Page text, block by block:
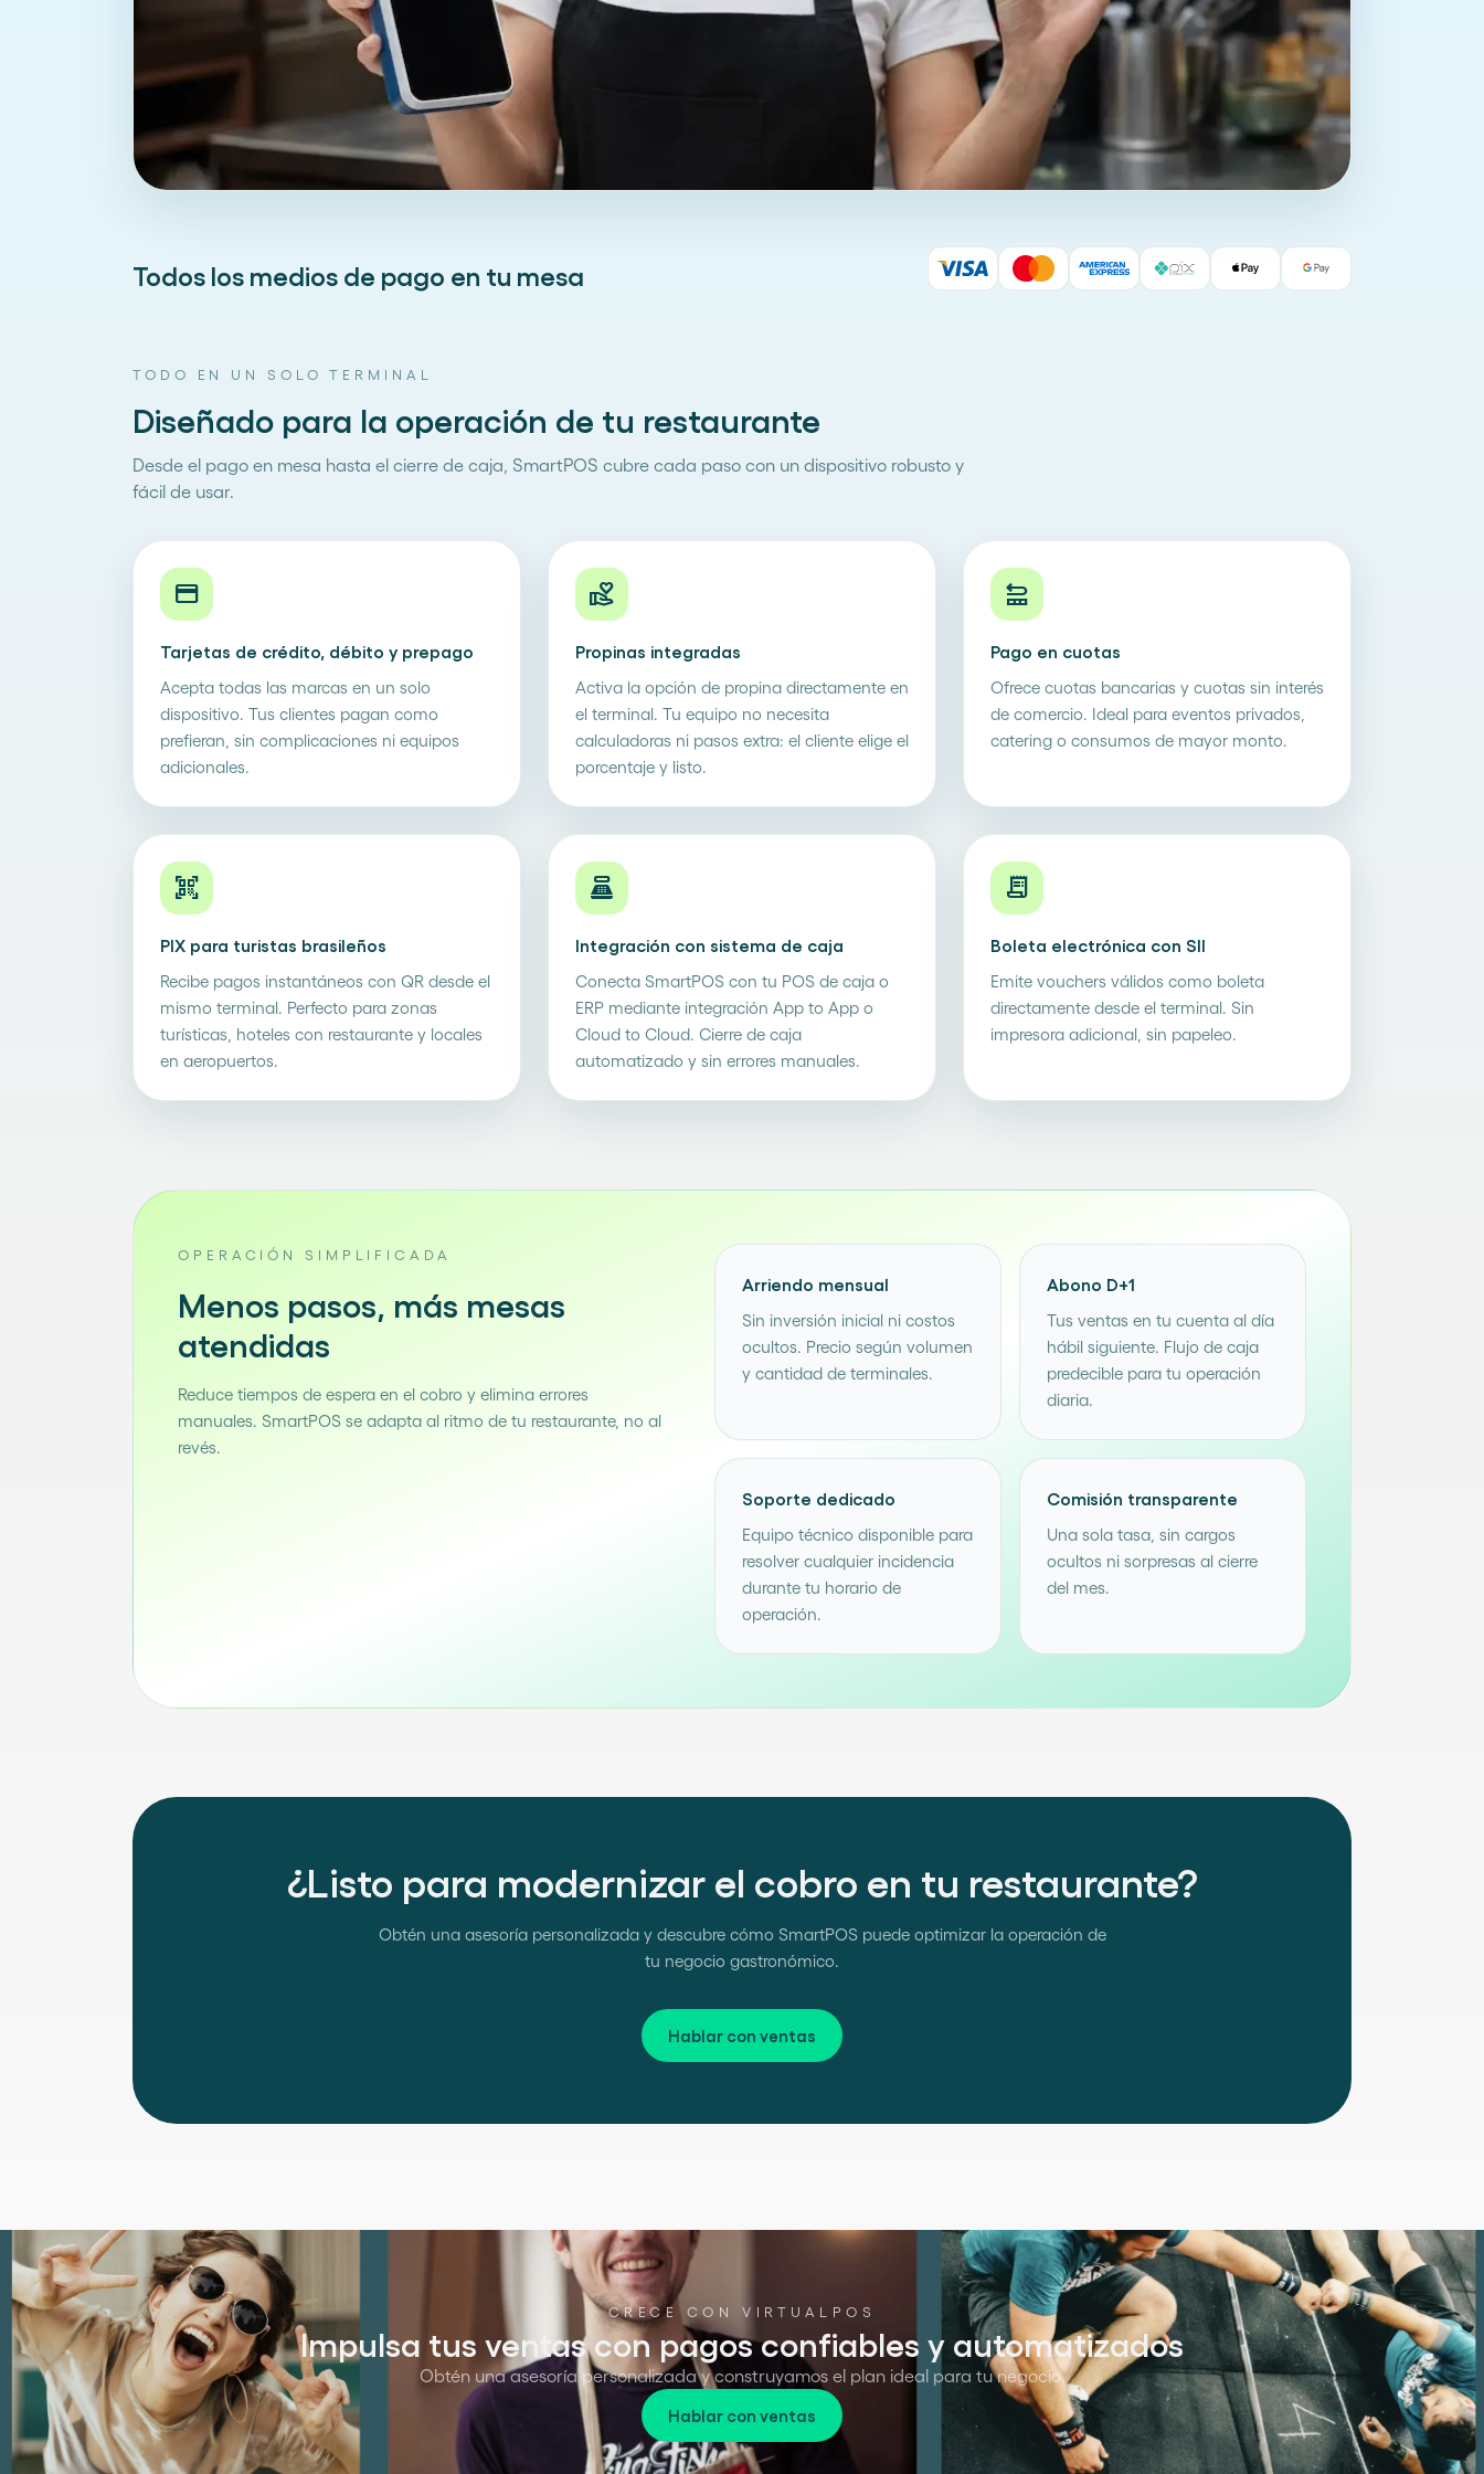
Todos los medios de pago en tu mesa
TODO EN UN SOLO TERMINAL
Diseñado para la operación de tu restaurante
Desde el pago en mesa hasta el cierre de caja, SmartPOS cubre cada paso con un dispositivo robusto y
fácil de usar.
credit_card
Tarjetas de crédito, débito y prepago
Acepta todas las marcas en un solo
dispositivo. Tus clientes pagan como
prefieran, sin complicaciones ni equipos
adicionales.
volunteer_activism
Propinas integradas
Activa la opción de propina directamente en
el terminal. Tu equipo no necesita
calculadoras ni pasos extra: el cliente elige el
porcentaje y listo.
repartition
Pago en cuotas
Ofrece cuotas bancarias y cuotas sin interés
de comercio. Ideal para eventos privados,
catering o consumos de mayor monto.
qr_code_scanner
PIX para turistas brasileños
Recibe pagos instantáneos con QR desde el
mismo terminal. Perfecto para zonas
turísticas, hoteles con restaurante y locales
en aeropuertos.
point_of_sale
Integración con sistema de caja
Conecta SmartPOS con tu POS de caja o
ERP mediante integración App to App o
Cloud to Cloud. Cierre de caja
automatizado y sin errores manuales.
receipt_long
Boleta electrónica con SII
Emite vouchers válidos como boleta
directamente desde el terminal. Sin
impresora adicional, sin papeleo.
OPERACIÓN SIMPLIFICADA
Menos pasos, más mesas
atendidas
Reduce tiempos de espera en el cobro y elimina errores
manuales. SmartPOS se adapta al ritmo de tu restaurante, no al
revés.
Arriendo mensual
Sin inversión inicial ni costos
ocultos. Precio según volumen
y cantidad de terminales.
Abono D+1
Tus ventas en tu cuenta al día
hábil siguiente. Flujo de caja
predecible para tu operación
diaria.
Soporte dedicado
Equipo técnico disponible para
resolver cualquier incidencia
durante tu horario de
operación.
Comisión transparente
Una sola tasa, sin cargos
ocultos ni sorpresas al cierre
del mes.
¿Listo para modernizar el cobro en tu restaurante?
Obtén una asesoría personalizada y descubre cómo SmartPOS puede optimizar la operación de
tu negocio gastronómico.
Hablar con ventas
CRECE CON VIRTUALPOS
Impulsa tus ventas con pagos confiables y automatizados
Obtén una asesoría personalizada y construyamos el plan ideal para tu negocio.
Hablar con ventas